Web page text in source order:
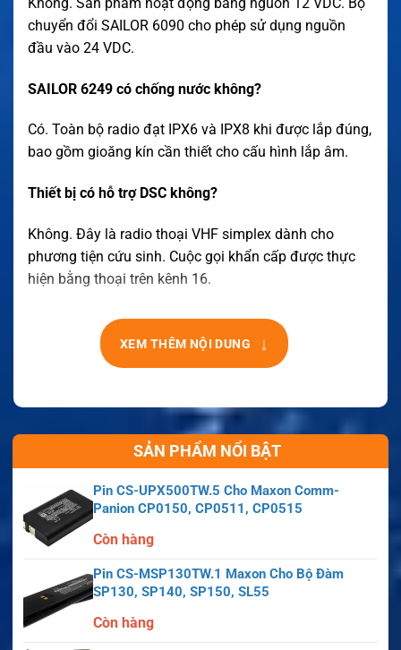
chuyển đổi SAILOR 6090 cho phép sử dụng nguồn
đầu vào 24 VDC.
SAILOR 6249 có chống nước không?
Có. Toàn bộ radio đạt IPX6 và IPX8 khi được lắp đúng,
bao gồm gioăng kín cần thiết cho cấu hình lắp âm.
Thiết bị có hỗ trợ DSC không?
Không. Đây là radio thoại VHF simplex dành cho
phương tiện cứu sinh. Cuộc gọi khẩn cấp được thực
hiện bằng thoại trên kênh 16.
XEM THÊM NỘI DUNG ↓
SẢN PHẨM NỔI BẬT
Pin CS-UPX500TW.5 Cho Maxon Comm-
Panion CP0150, CP0511, CP0515
Còn hàng
Pin CS-MSP130TW.1 Maxon Cho Bộ Đàm
SP130, SP140, SP150, SL55
Còn hàng